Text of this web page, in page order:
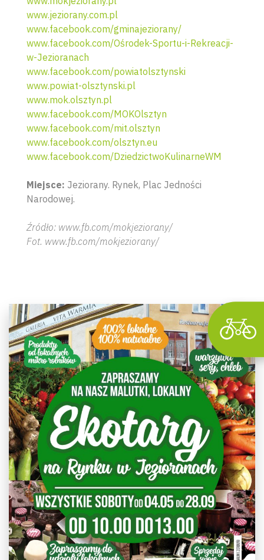
www.jeziorany.com.pl
www.facebook.com/gminajeziorany/
www.facebook.com/Ośrodek-Sportu-i-Rekreacji-
w-Jezioranach
www.facebook.com/powiatolsztynski
www.powiat-olsztynski.pl
www.mok.olsztyn.pl
www.facebook.com/MOKOlsztyn
www.facebook.com/mit.olsztyn
www.facebook.com/olsztyn.eu
www.facebook.com/DziedzictwoKulinarneWM
Miejsce: Jeziorany. Rynek, Plac Jedności
Narodowej.
Źródło: www.fb.com/mokjeziorany/
Fot. www.fb.com/mokjeziorany/